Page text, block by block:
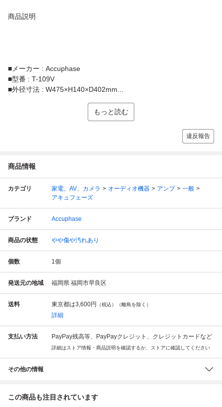
商品説明
■メーカー : Accuphase
■型番 : T-109V
■外径寸法 : W475×H140×D402mm...
もっと読む
違反報告
商品情報
カテゴリ 家電、AV、カメラ オーディオ機器 アンプ
一般
アキュフェーズ
ブランド Accuphase
商品の状態 やや傷や汚れあり
個数 1個
発送元の地域 福岡県 福岡市早良区
送料 東京都は3,600円 （税込）（離島を除く）
詳細
支払い方法 PayPay残高等、PayPayクレジット、クレジットカードなど
詳細はストア情報・商品説明を確認するか、ストアに確認してください
その他の情報
この商品も注目されています